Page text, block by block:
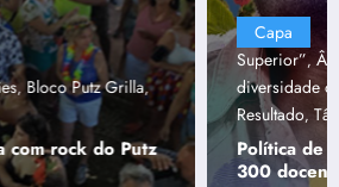
para Docência no Ensino
, Ânima Plurais,capa ,Política de
do UniBH,Rede Comunicação de
da Una e do UniBH envolve
negros